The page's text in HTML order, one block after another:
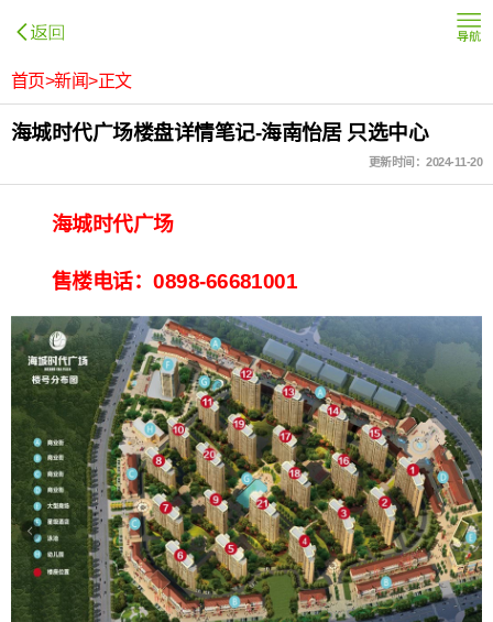
首页>新闻>正文
海城时代广场楼盘详情笔记-海南怡居 只选中心
更新时间：2024-11-20
海城时代广场
售楼电话：0898-66681001